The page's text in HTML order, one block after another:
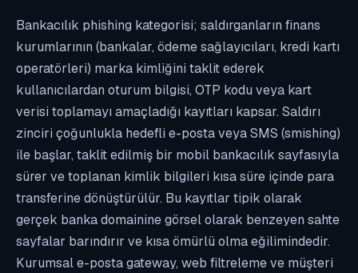
Bankacılık phishing kategorisi; saldırganların finans
kurumlarının (bankalar, ödeme sağlayıcıları, kredi kartı
operatörleri) marka kimliğini taklit ederek
kullanıcılardan oturum bilgisi, OTP kodu veya kart
verisi toplamayı amaçladığı kayıtları kapsar. Saldırı
zinciri çoğunlukla hedefli e-posta veya SMS (smishing)
ile başlar, taklit edilmiş bir mobil bankacılık sayfasıyla
sürer ve toplanan kimlik bilgileri kısa süre içinde para
transferine dönüştürülür. Bu kayıtlar tipik olarak
gerçek banka domainine görsel olarak benzeyen sahte
sayfalar barındırır ve kısa ömürlü olma eğilimindedir.
Kurumsal e-posta gateway, web filtreleme ve müşteri